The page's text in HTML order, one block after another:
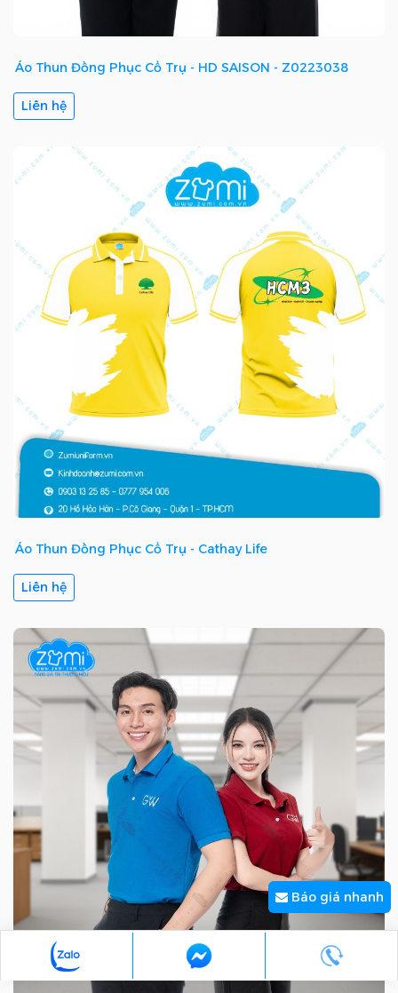
Áo Thun Đồng Phục Cổ Trụ - HD SAISON - Z0223038
Liên hệ
Áo Thun Đồng Phục Cổ Trụ - Cathay Life
Liên hệ
Báo giá nhanh